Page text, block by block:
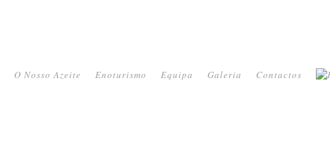
O Nosso Azeite Enoturismo Equipa Galeria Contactos